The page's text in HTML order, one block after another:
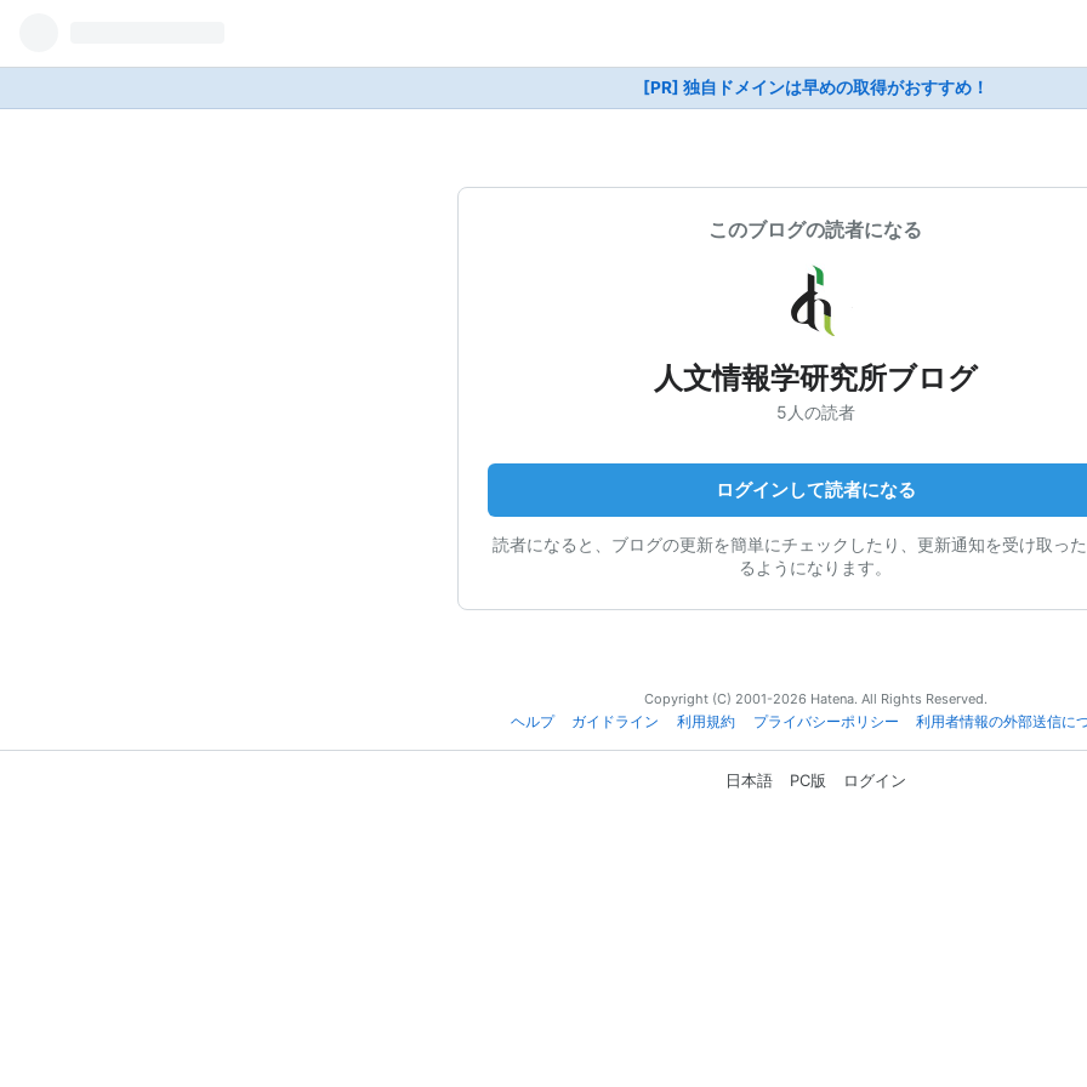
[PR] 独自ドメインは早めの取得がおすすめ！
このブログの読者になる
人文情報学研究所ブログ
5人の読者
ログインして読者になる
読者になると、ブログの更新を簡単にチェックしたり、更新通知を受け取っ
るようになります。
Copyright (C) 2001-2026 Hatena. All Rights Reserved.
ヘルプ
ガイドライン 利用規約 プライバシーポリシー 利用者情報の外部送信に
日本語 PC版 ログイン